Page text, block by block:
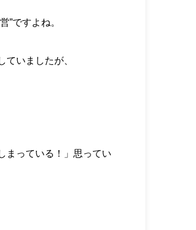
”ですよね。
いましたが、
まっている！」思ってい